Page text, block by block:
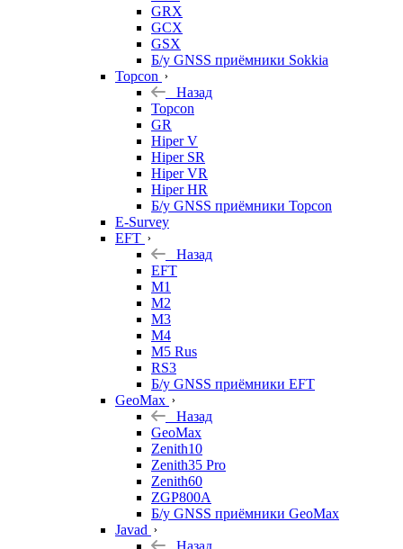
GRX
GCX
GSX
Б/у GNSS приёмники Sokkia
Topcon
Назад
Topcon
GR
Hiper V
Hiper SR
Hiper VR
Hiper HR
Б/у GNSS приёмники Topcon
E-Survey
EFT
Назад
EFT
M1
M2
M3
M4
M5 Rus
RS3
Б/у GNSS приёмники EFT
GeoMax
Назад
GeoMax
Zenith10
Zenith35 Pro
Zenith60
ZGP800A
Б/у GNSS приёмники GeoMax
Javad
Назад